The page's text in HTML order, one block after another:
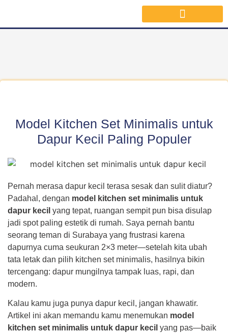
Model Kitchen Set Minimalis untuk
Dapur Kecil Paling Populer
Pernah merasa dapur kecil terasa sesak dan sulit diatur?
Padahal, dengan model kitchen set minimalis untuk
dapur kecil yang tepat, ruangan sempit pun bisa disulap
jadi spot paling estetik di rumah. Saya pernah bantu
seorang teman di Surabaya yang frustrasi karena
dapurnya cuma seukuran 2×3 meter—setelah kita ubah
tata letak dan pilih kitchen set minimalis, hasilnya bikin
tercengang: dapur mungilnya tampak luas, rapi, dan
modern.
Kalau kamu juga punya dapur kecil, jangan khawatir.
Artikel ini akan memandu kamu menemukan model
kitchen set minimalis untuk dapur kecil yang pas—baik